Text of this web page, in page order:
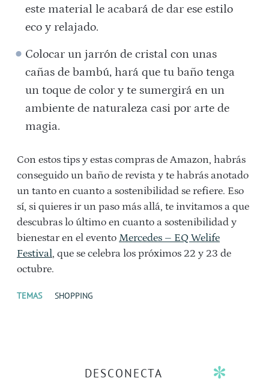
este material le acabará de dar ese estilo
eco y relajado.
Colocar un jarrón de cristal con unas
cañas de bambú, hará que tu baño tenga
un toque de color y te sumergirá en un
ambiente de naturaleza casi por arte de
magia.
Con estos tips y estas compras de Amazon, habrás
conseguido un baño de revista y te habrás anotado
un tanto en cuanto a sostenibilidad se refiere. Eso
sí, si quieres ir un paso más allá, te invitamos a que
descubras lo último en cuanto a sostenibilidad y
bienestar en el evento Mercedes – EQ Welife
Festival, que se celebra los próximos 22 y 23 de
octubre.
TEMAS SHOPPING
DESCONECTA